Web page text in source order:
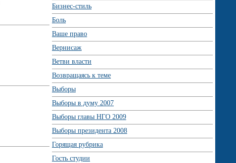
Бизнес-стиль
Боль
Ваше право
Вернисаж
Ветви власти
Возвращаясь к теме
Выборы
Выборы в думу 2007
Выборы главы НГО 2009
Выборы президента 2008
Горящая рубрика
Гость студии